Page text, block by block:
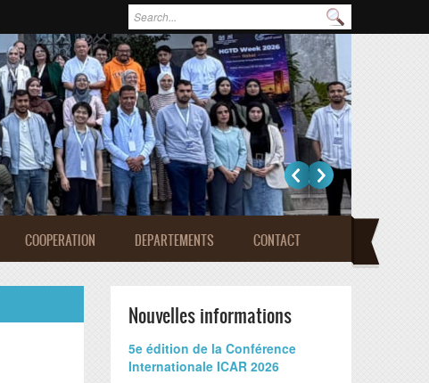
Formulaire de recherche
COOPERATION DEPARTEMENTS CONTACT
Nouvelles informations
​5e édition de la Conférence
Internationale ICAR 2026